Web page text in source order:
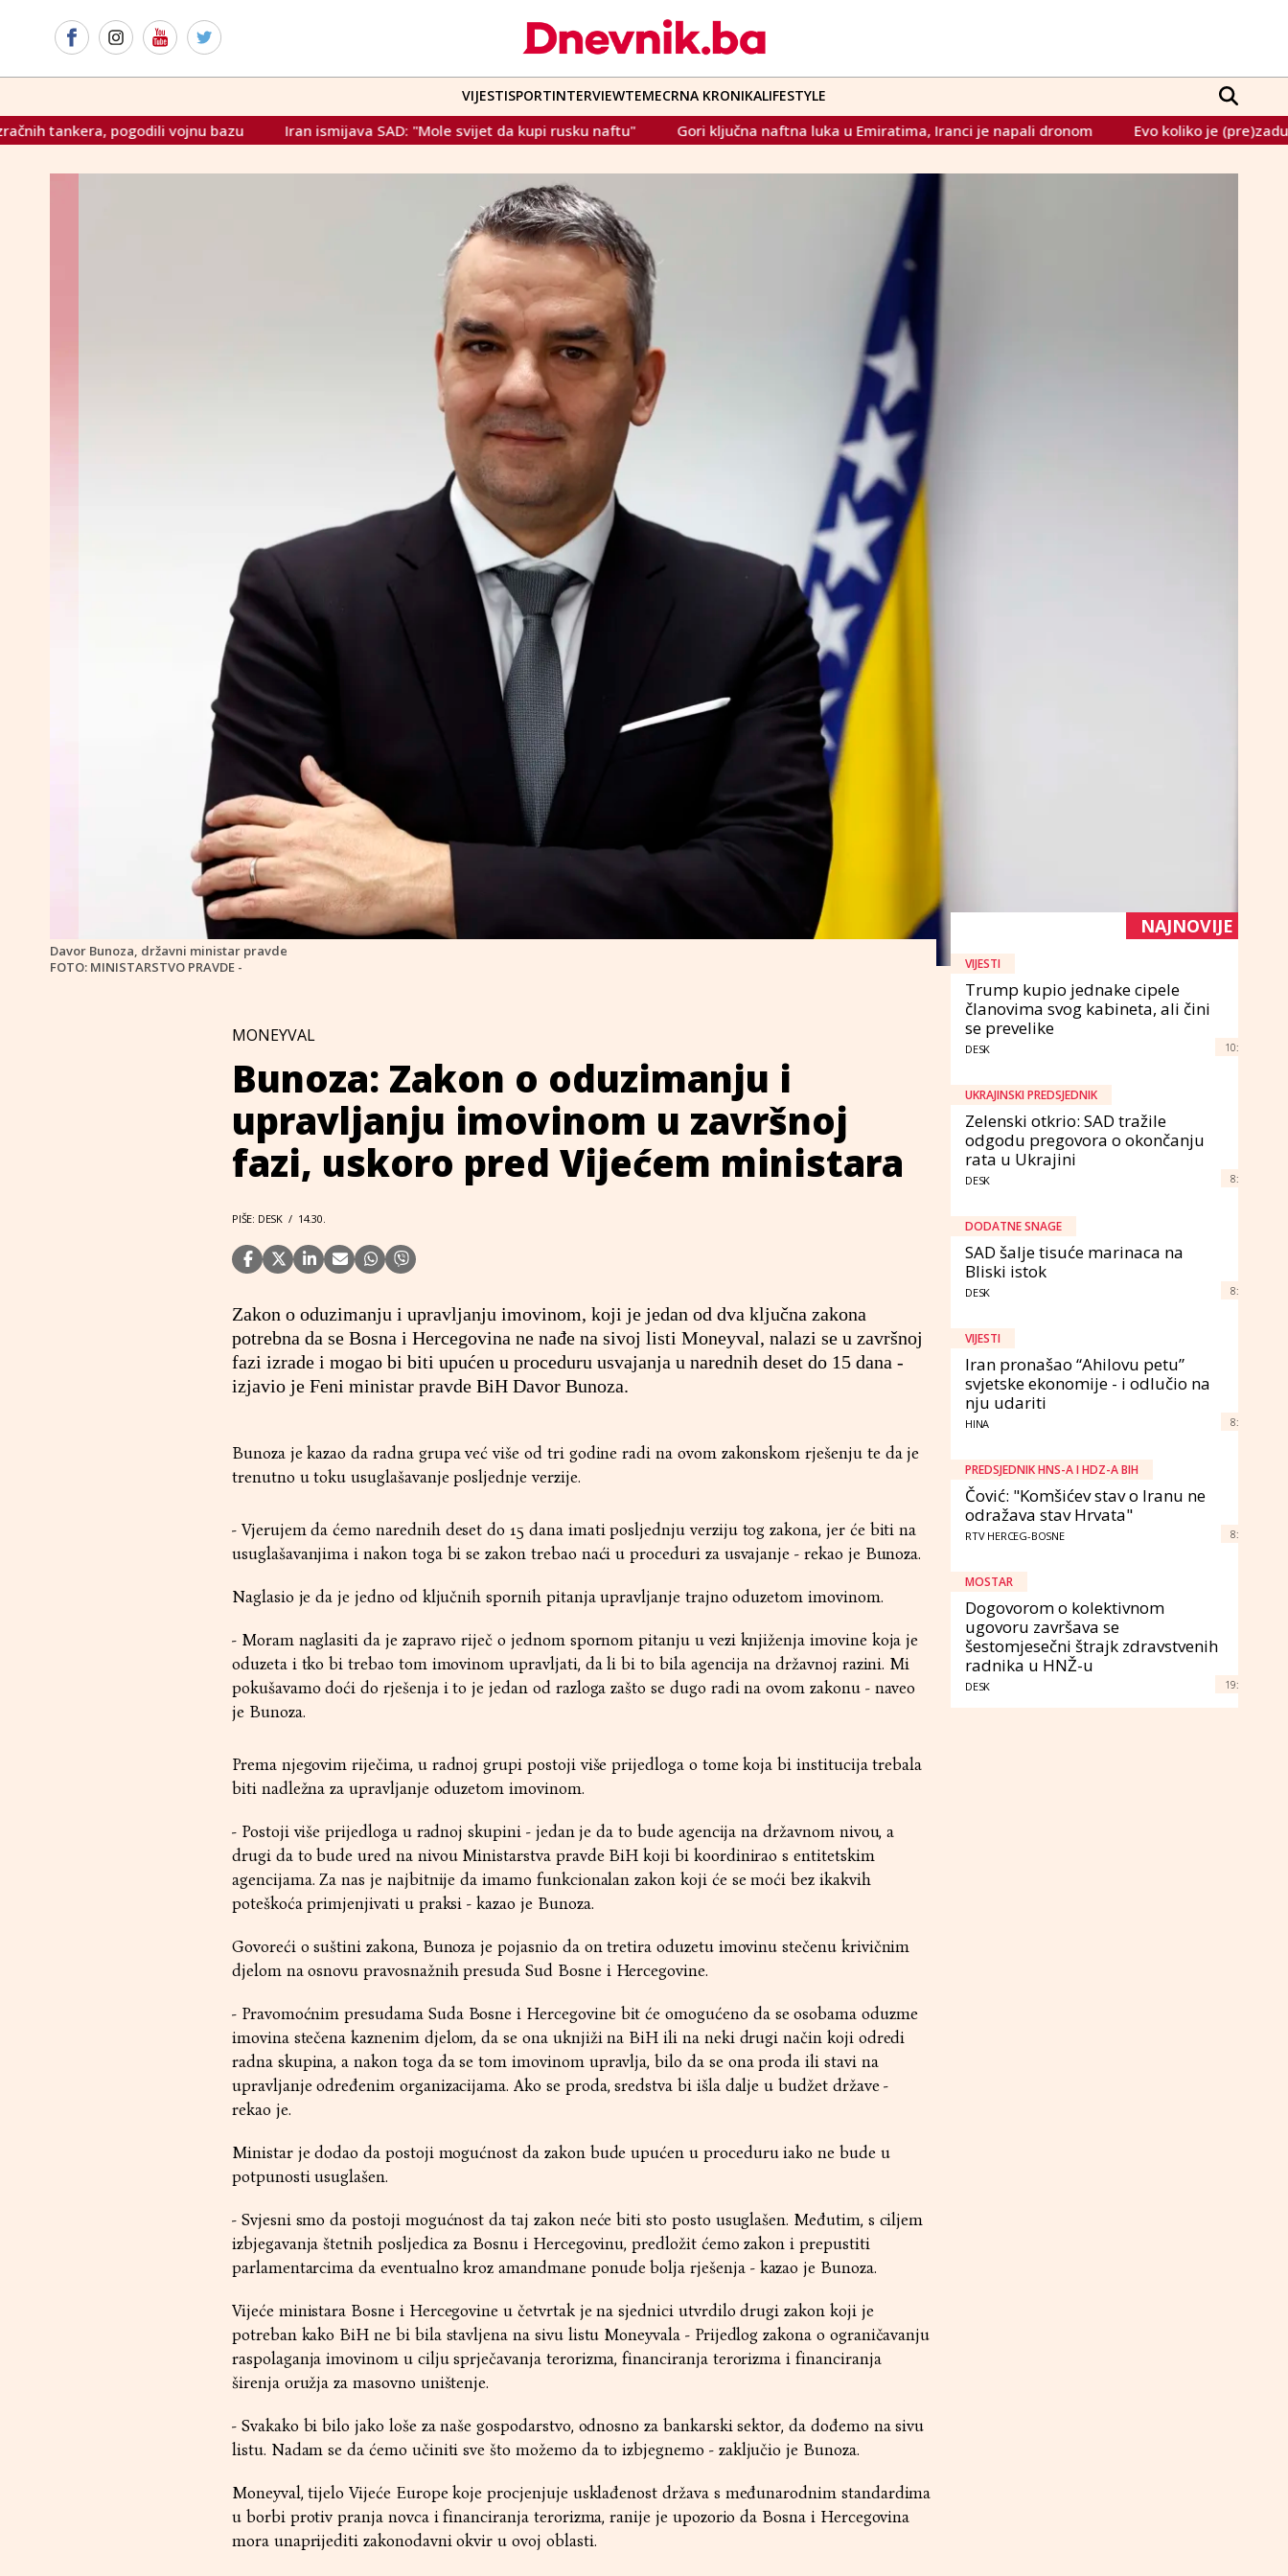
VIJESTISPORTINTERVIEWTEMECRNA KRONIKALIFESTYLE
bazu Iran ismijava SAD: "Mole svijet da kupi rusku naftu" Gori ključna naftna luka u Emiratima, Iranci je napali dronom Evo koliko je (pre)zadužen svaki građanin
Davor Bunoza, državni ministar pravde
FOTO: MINISTARSTVO PRAVDE -
MONEYVAL
Bunoza: Zakon o oduzimanju i
upravljanju imovinom u završnoj
fazi, uskoro pred Vijećem ministara
PIŠE: DESK / 14.30.
Zakon o oduzimanju i upravljanju imovinom, koji je jedan od dva ključna zakona
potrebna da se Bosna i Hercegovina ne nađe na sivoj listi Moneyval, nalazi se u završnoj
fazi izrade i mogao bi biti upućen u proceduru usvajanja u narednih deset do 15 dana -
izjavio je Feni ministar pravde BiH Davor Bunoza.
Bunoza je kazao da radna grupa već više od tri godine radi na ovom zakonskom rješenju te da je
trenutno u toku usuglašavanje posljednje verzije.
- Vjerujem da ćemo narednih deset do 15 dana imati posljednju verziju tog zakona, jer će biti na
usuglašavanjima i nakon toga bi se zakon trebao naći u proceduri za usvajanje - rekao je Bunoza.
Naglasio je da je jedno od ključnih spornih pitanja upravljanje trajno oduzetom imovinom.
- Moram naglasiti da je zapravo riječ o jednom spornom pitanju u vezi knjiženja imovine koja je
oduzeta i tko bi trebao tom imovinom upravljati, da li bi to bila agencija na državnoj razini. Mi
pokušavamo doći do rješenja i to je jedan od razloga zašto se dugo radi na ovom zakonu - naveo
je Bunoza.
Prema njegovim riječima, u radnoj grupi postoji više prijedloga o tome koja bi institucija trebala
biti nadležna za upravljanje oduzetom imovinom.
- Postoji više prijedloga u radnoj skupini - jedan je da to bude agencija na državnom nivou, a
drugi da to bude ured na nivou Ministarstva pravde BiH koji bi koordinirao s entitetskim
agencijama. Za nas je najbitnije da imamo funkcionalan zakon koji će se moći bez ikakvih
poteškoća primjenjivati u praksi - kazao je Bunoza.
Govoreći o suštini zakona, Bunoza je pojasnio da on tretira oduzetu imovinu stečenu krivičnim
djelom na osnovu pravosnažnih presuda Sud Bosne i Hercegovine.
- Pravomoćnim presudama Suda Bosne i Hercegovine bit će omogućeno da se osobama oduzme
imovina stečena kaznenim djelom, da se ona uknjiži na BiH ili na neki drugi način koji odredi
radna skupina, a nakon toga da se tom imovinom upravlja, bilo da se ona proda ili stavi na
upravljanje određenim organizacijama. Ako se proda, sredstva bi išla dalje u budžet države -
rekao je.
Ministar je dodao da postoji mogućnost da zakon bude upućen u proceduru iako ne bude u
potpunosti usuglašen.
- Svjesni smo da postoji mogućnost da taj zakon neće biti sto posto usuglašen. Međutim, s ciljem
izbjegavanja štetnih posljedica za Bosnu i Hercegovinu, predložit ćemo zakon i prepustiti
parlamentarcima da eventualno kroz amandmane ponude bolja rješenja - kazao je Bunoza.
Vijeće ministara Bosne i Hercegovine u četvrtak je na sjednici utvrdilo drugi zakon koji je
potreban kako BiH ne bi bila stavljena na sivu listu Moneyvala - Prijedlog zakona o ograničavanju
raspolaganja imovinom u cilju sprječavanja terorizma, financiranja terorizma i financiranja
širenja oružja za masovno uništenje.
- Svakako bi bilo jako loše za naše gospodarstvo, odnosno za bankarski sektor, da dođemo na sivu
listu. Nadam se da ćemo učiniti sve što možemo da to izbjegnemo - zaključio je Bunoza.
Moneyval, tijelo Vijeće Europe koje procjenjuje usklađenost država s međunarodnim standardima
u borbi protiv pranja novca i financiranja terorizma, ranije je upozorio da Bosna i Hercegovina
mora unaprijediti zakonodavni okvir u ovoj oblasti.
NAJNOVIJE
VIJESTI
Trump kupio jednake cipele
članovima svog kabineta, ali čini
se prevelike
DESK 10:
UKRAJINSKI PREDSJEDNIK
Zelenski otkrio: SAD tražile
odgodu pregovora o okončanju
rata u Ukrajini
DESK 8:
DODATNE SNAGE
SAD šalje tisuće marinaca na
Bliski istok
DESK 8:
VIJESTI
Iran pronašao “Ahilovu petu”
svjetske ekonomije - i odlučio na
nju udariti
HINA 8:
PREDSJEDNIK HNS-A I HDZ-A BIH
Čović: "Komšićev stav o Iranu ne
odražava stav Hrvata"
RTV HERCEG-BOSNE 8:
MOSTAR
Dogovorom o kolektivnom
ugovoru završava se
šestomjesečni štrajk zdravstvenih
radnika u HNŽ-u
DESK 19: